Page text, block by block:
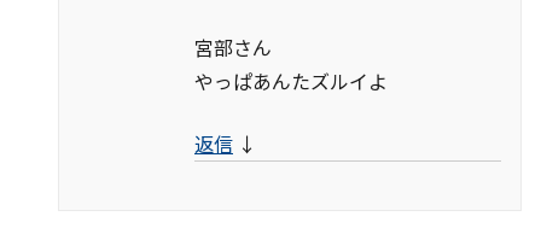
宮部さん
やっぱあんたズルイよ
返信 ↓